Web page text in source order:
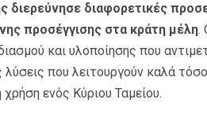
διαφορετικές
προσέγγισης στα κράτη μέλη.
και υλοποίησης που
λύσεις που λειτουργούν καλά
ενός Κύριου Ταμείου.